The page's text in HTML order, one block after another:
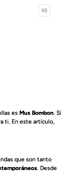
habitual de
oferta
XS
es Mus Bombon. Si
ti. En este artículo,
que son tanto
. Desde